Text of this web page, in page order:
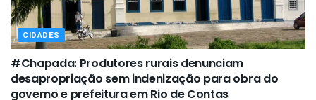
CIDADES
#Chapada: Produtores rurais denunciam
desapropriação sem indenização para obra do
governo e prefeitura em Rio de Contas